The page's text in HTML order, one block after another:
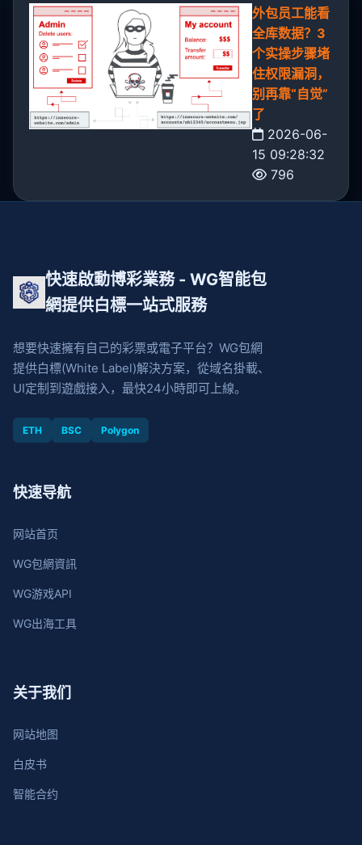
外包员工能看
全库数据？3
个实操步骤堵
住权限漏洞，
别再靠“自觉”
了
2026-06-
15 09:28:32
796
快速啟動博彩業務 - WG智能包
網提供白標一站式服務
想要快速擁有自己的彩票或電子平台？WG包網
提供白標(White Label)解決方案，從域名掛載、
UI定制到遊戲接入，最快24小時即可上線。
ETH BSC Polygon
快速导航
网站首页
WG包網資訊
WG游戏API
WG出海工具
关于我们
网站地图
白皮书
智能合约